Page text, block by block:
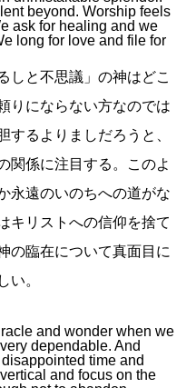
beyond. Worship feels
ask for healing and we
long for love and file for
しと不思議」の神はどこ
りにならない方なのでは
するよりましだろうと、
関係に注目する。このよ
永遠のいのちへの道がな
キリストへの信仰を捨て
の臨在について真面目に
い。
and wonder when we
dependable. And
time and
and focus on the